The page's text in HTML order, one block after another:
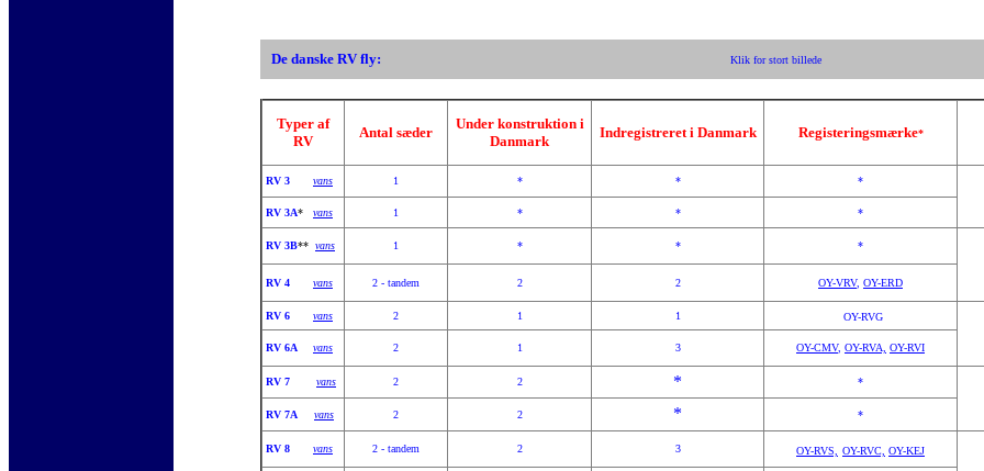
De danske RV fly: Klik for stort billede
Typer af
RV
Antal sæder
Under konstruktion i
Danmark
Indregistreret i Danmark Registeringsmærke*
RV 3 vans 1 * * *
RV 3A* vans 1 * * *
RV 3B** vans 1 * * *
RV 4 vans 2 - tandem 2 2 OY-VRV, OY-ERD
RV 6 vans 2 1 1 OY-RVG
RV 6A vans 2 1 3 OY-CMV, OY-RVA, OY-RVI
RV 7 vans 2 2 * *
RV 7A vans 2 2 * *
RV 8 vans 2 - tandem 2 3 OY-RVS, OY-RVC, OY-KEJ